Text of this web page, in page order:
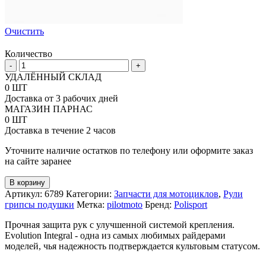
Очистить
Количество
-
Количество
товара
Защита
рук
Polisport
Touquet
с
комплектом
креплений
+
УДАЛЁННЫЙ СКЛАД
0 ШТ
Доставка от 3 рабочих дней
МАГАЗИН ПАРНАС
0 ШТ
Доставка в течение 2 часов
Уточните наличие остатков по телефону или оформите заказ
на сайте заранее
В корзину
Артикул: 6789 Категории: Запчасти для мотоциклов, Рули
грипсы подушки Метка: pilotmoto Бренд: Polisport
Прочная защита рук с улучшенной системой крепления.
Evolution Integral - одна из самых любимых райдерами
моделей, чья надежность подтверждается культовым статусом.